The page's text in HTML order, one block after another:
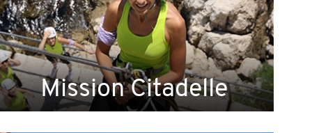
Mission Citadelle